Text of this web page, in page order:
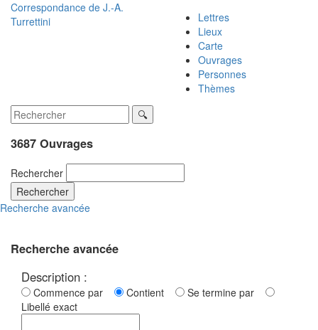
Correspondance de J.-A.
Turrettini
Lettres
Lieux
Carte
Ouvrages
Personnes
Thèmes
3687 Ouvrages
Rechercher
Rechercher
Recherche avancée
Recherche avancée
Description :
Commence par Contient
Se termine par
Libellé exact